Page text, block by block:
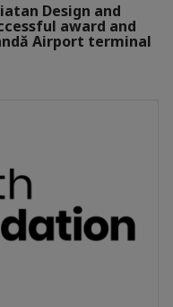
Design and
award and
Airport terminal